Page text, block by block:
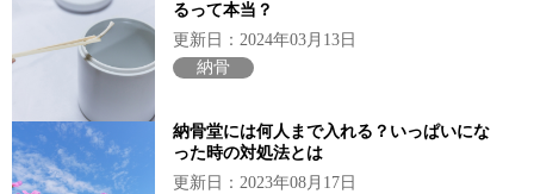
るって本当？
更新日：2024年03月13日
納骨
納骨堂には何人まで入れる？いっぱいにな
った時の対処法とは
更新日：2023年08月17日